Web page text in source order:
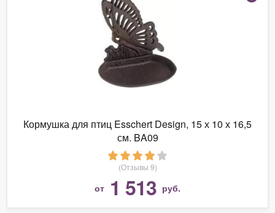
Кормушка для птиц Esschert Design, 15 х 10 х 16,5
см. BA09
(Отзывы 9)
от 1 513 руб.